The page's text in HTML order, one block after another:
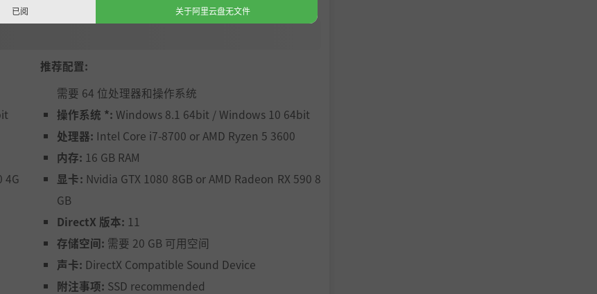
一次重复性的节日或盛大的一次性节日，都需要献祭。如果你
其他阻碍你城市发展的问题。有些时候会或多或少地征税，但
方法。掠夺资源，赚取奴隶，征服发展所需的新土地。神不是
标。组织军队进行远征，使用资源加固战线或防线，这将有助
影响到你的人民是否会带着礼物胜利凯旋，还是失败，铩羽而
4G
推荐配置:
需要 64 位处理器和操作系统
操作系统 *: Windows 8.1 64bit / Windows 10 64bit
处理器: Intel Core i7-8700 or AMD Ryzen 5 3600
内存: 16 GB RAM
显卡: Nvidia GTX 1080 8GB or AMD Radeon RX 590 8
GB
DirectX 版本: 11
存储空间: 需要 20 GB 可用空间
声卡: DirectX Compatible Sound Device
附注事项: SSD recommended
已阅 关于阿里云盘无文件